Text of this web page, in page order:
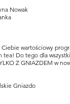
Nowak
wartościowy
tea! Do tego dla
Z GNIAZDEM w
Gniazdo